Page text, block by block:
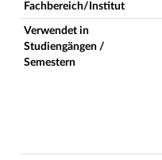
Fachbereich/Institut
Verwendet in
Studiengängen /
Semestern